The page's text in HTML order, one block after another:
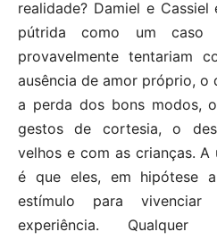
realidade? Damiel e Cassiel
pútrida como um caso
provavelmente tentariam
ausência de amor próprio, o
a perda dos bons modos,
gestos de cortesia, o
velhos e com as crianças.
é que eles, em hipótese
estímulo para vivenciar
experiência. Qualquer